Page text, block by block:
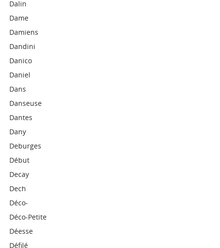
Dalin
Dame
Damiens
Dandini
Danico
Daniel
Dans
Danseuse
Dantes
Dany
Deburges
Début
Decay
Dech
Déco-
Déco-Petite
Déesse
Défilé